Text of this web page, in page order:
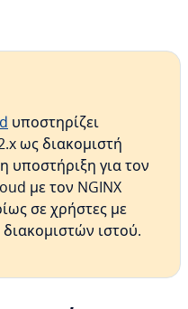
υποστηρίζει
ως διακομιστή
υποστήριξη για τον
με τον NGINX
σε χρήστες με
ιστού.